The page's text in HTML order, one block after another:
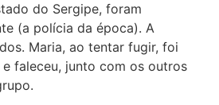
do Sergipe, foram
(a polícia da época). A
Maria, ao tentar fugir, foi
faleceu, junto com os outros